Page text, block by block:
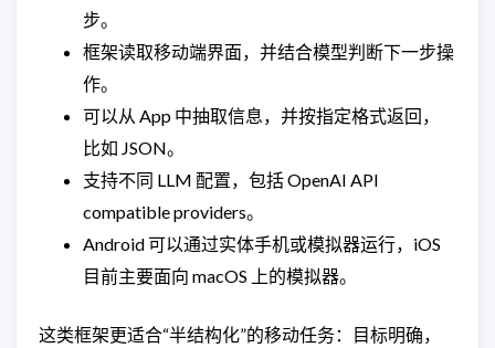
步。
框架读取移动端界面，并结合模型判断下一步操
作。
可以从 App 中抽取信息，并按指定格式返回，
比如 JSON。
支持不同 LLM 配置，包括 OpenAI API
compatible providers。
Android 可以通过实体手机或模拟器运行，iOS
目前主要面向 macOS 上的模拟器。
这类框架更适合“半结构化”的移动任务：目标明确，